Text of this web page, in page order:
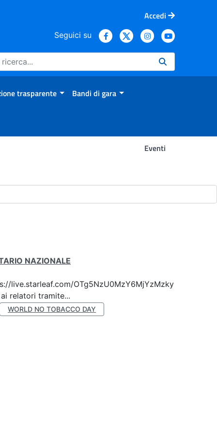
Accedi
Seguici su
trasparente Bandi di gara
Eventi
NAZIONALE
live.starleaf.com/OTg5NzU0MzY6MjYzMzky
relatori tramite...
WORLD NO TOBACCO DAY